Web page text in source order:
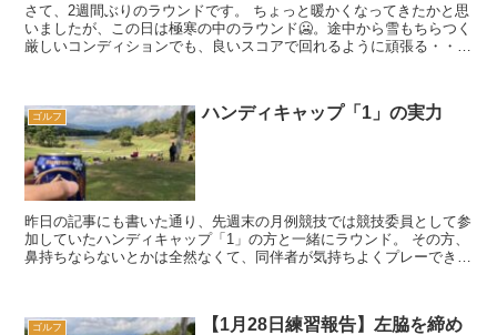
さて、2週間ぶりのラウンドです。 ちょっと暖かくなってきたかと思
いましたが、この日は極寒の中のラウンド🥶。途中から雪もちらつく
厳しいコンディションでも、良いスコアで回れるように頑張る・・・
ゴルフ ハンディキャップ「1」の実力
昨日の記事にも書いた通り、先週末の月例競技では競技委員として参
加していたハンディキャップ「1」の方と一緒にラウンド。 その方、
鼻持ちならないとかは全然なくて、同伴者が気持ちよくプレーできる
ゴルフ
【1月28日練習報告】左脇を締め